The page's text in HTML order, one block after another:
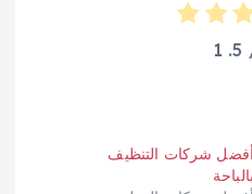
1
أفضل شركات التنظيف
بالباحة